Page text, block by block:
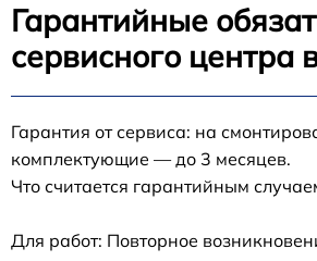
Гарантийные
сервисного центра
Гарантия от сервиса: на
комплектующие — до 3 месяцев.
Что считается гарантийным
Для работ: Повторное